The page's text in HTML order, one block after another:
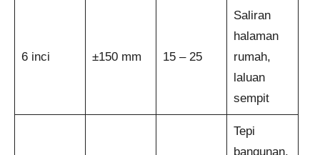
6 inci ±150 mm 15 – 25
Saliran
halaman
rumah,
laluan
sempit
Tepi
bangunan,